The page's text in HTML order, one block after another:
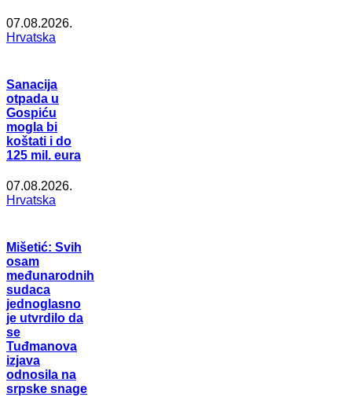
07.08.2026.
Hrvatska
Sanacija
otpada u
Gospiću
mogla bi
koštati i do
125 mil. eura
07.08.2026.
Hrvatska
Mišetić: Svih
osam
međunarodnih
sudaca
jednoglasno
je utvrdilo da
se
Tuđmanova
izjava
odnosila na
srpske snage